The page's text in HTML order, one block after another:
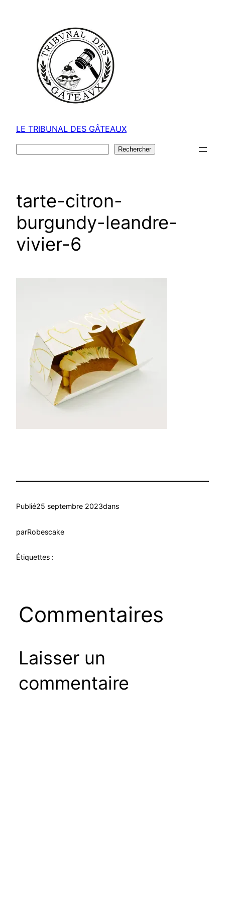
LE TRIBUNAL DES GÂTEAUX
Rechercher
tarte-citron-
burgundy-leandre-
vivier-6
Publié25 septembre 2023dans
parRobescake
Étiquettes :
Commentaires
Laisser un
commentaire